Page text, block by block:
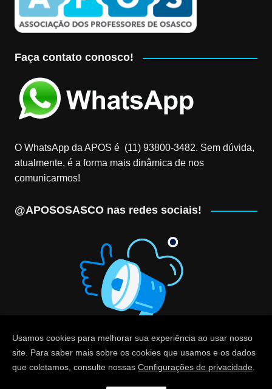
Faça contato conosco!
O WhatsApp da APOS é (11) 93800-3482‬. Sem dúvida,
atualmente, é a forma mais dinâmica de nos
comunicarmos!
@APOSOSASCO nas redes sociais!
Usamos cookies para melhorar sua experiência ao usar nosso
site. Para saber mais sobre os cookies que usamos e os dados
que coletamos, consulte nossas Configurações de privacidade